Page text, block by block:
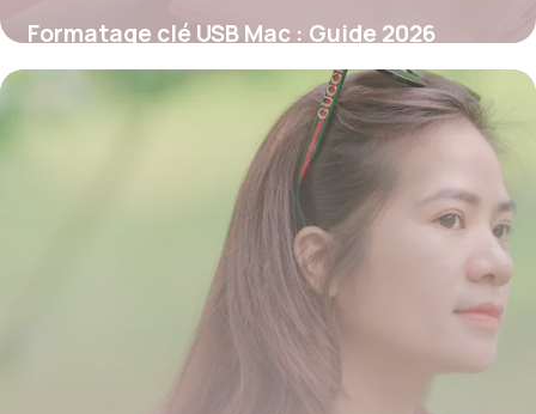
Formatage clé USB Mac : Guide 2026
26 mai 2026